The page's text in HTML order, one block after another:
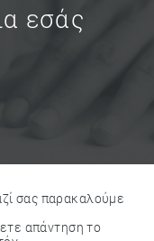
εσάς
σας παρακαλούμε
απάντηση το